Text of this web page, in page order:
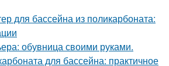
для бассейна из поликарбоната:
обувница своими руками.
для бассейна: практичное